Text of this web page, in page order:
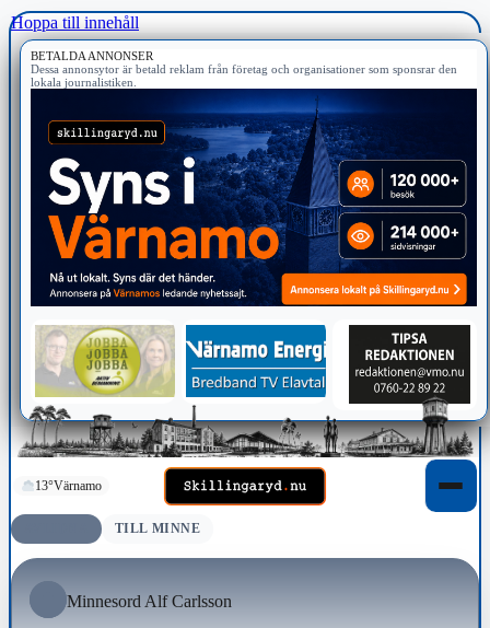
Hoppa till innehåll
BETALDA ANNONSER
Dessa annonsytor är betald reklam från företag och organisationer som sponsrar den
lokala journalistiken.
13°Värnamo
TILL MINNE
Minnesord Alf Carlsson